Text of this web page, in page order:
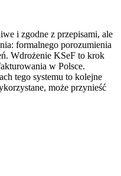
i zgodne z przepisami, ale
formalnego porozumienia
Wdrożenie KSeF to krok
w Polsce.
tego systemu to kolejne
może przynieść